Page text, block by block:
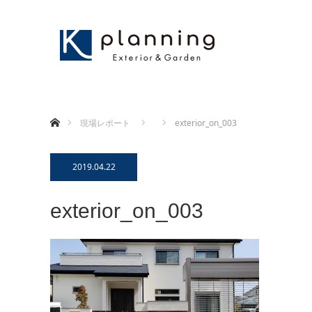
現場レポート
exterior_on_003
2019.04.22
exterior_on_003